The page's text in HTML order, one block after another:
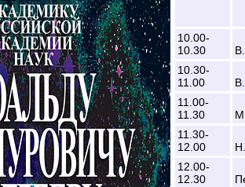
10.00-
10.30
10.30-
11.00
11.00-
11.30
11.30-
12.00
12.00-
12.30